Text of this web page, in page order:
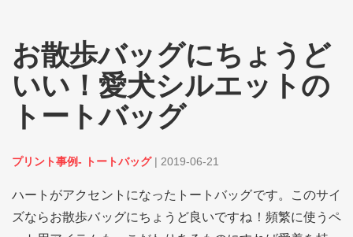
お散歩バッグにちょうど
いい！愛犬シルエットの
トートバッグ
プリント事例- トートバッグ | 2019-06-21
ハートがアクセントになったトートバッグです。このサイ
ズならお散歩バッグにちょうど良いですね！頻繁に使うペ